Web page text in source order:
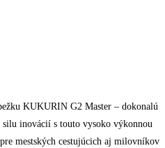
KUKURIN G2 Master – dokonalú
inovácií s touto vysoko výkonnou
mestských cestujúcich aj milovníkov